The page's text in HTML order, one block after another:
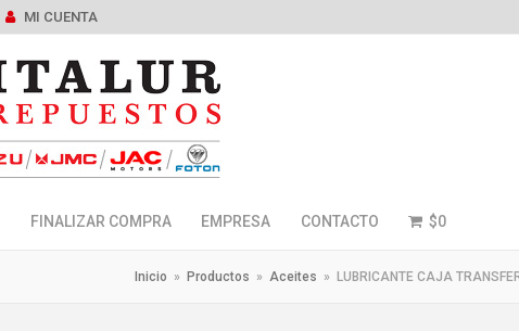
MI CUENTA
FINALIZAR COMPRA EMPRESA CONTACTO $0
Inicio » Productos » Aceites » LUBRICANTE CAJA